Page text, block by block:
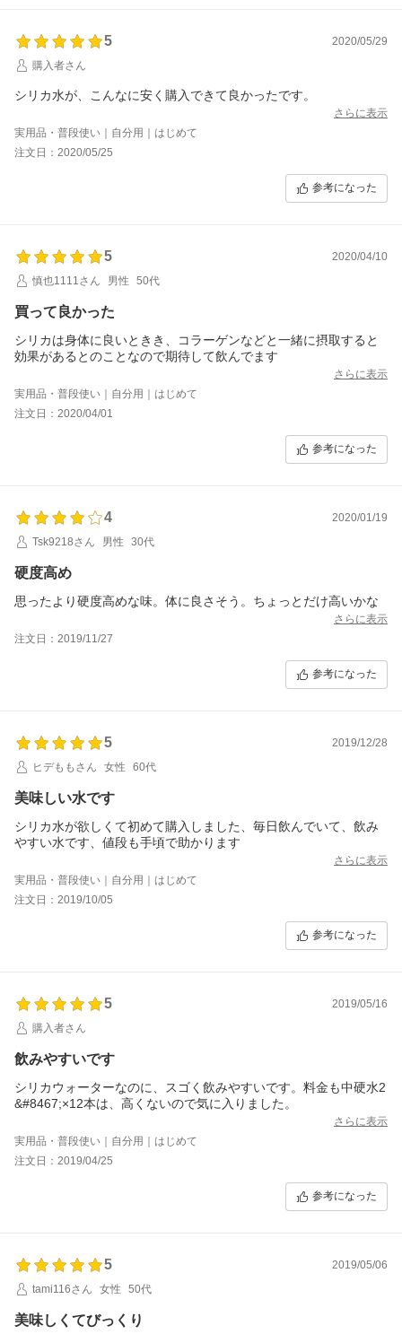
5
2020/05/29
購入者さん
シリカ水が、こんなに安く購入できて良かったです。
さらに表示
実用品・普段使い｜自分用｜はじめて
注文日：2020/05/25
参考になった
5
2020/04/10
慎也1111さん
男性 50代
買って良かった
シリカは身体に良いときき、コラーゲンなどと一緒に摂取すると
効果があるとのことなので期待して飲んでます
さらに表示
実用品・普段使い｜自分用｜はじめて
注文日：2020/04/01
参考になった
4
2020/01/19
Tsk9218さん
男性 30代
硬度高め
思ったより硬度高めな味。体に良さそう。ちょっとだけ高いかな
さらに表示
注文日：2019/11/27
参考になった
5
2019/12/28
ヒデももさん
女性 60代
美味しい水です
シリカ水が欲しくて初めて購入しました、毎日飲んでいて、飲み
やすい水です、値段も手頃で助かります
さらに表示
実用品・普段使い｜自分用｜はじめて
注文日：2019/10/05
参考になった
5
2019/05/16
購入者さん
飲みやすいです
シリカウォーターなのに、スゴく飲みやすいです。料金も中硬水2
&#8467;×12本は、高くないので気に入りました。
さらに表示
実用品・普段使い｜自分用｜はじめて
注文日：2019/04/25
参考になった
5
2019/05/06
tami116さん
女性 50代
美味しくてびっくり